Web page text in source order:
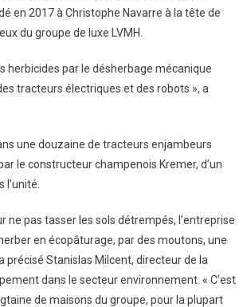
en 2017 à Christophe Navarre à la tête de
du groupe de luxe LVMH.
herbicides par le désherbage mécanique
tracteurs électriques et des robots », a
une douzaine de tracteurs enjambeurs
le constructeur champenois Kremer, d’un
ne pas tasser les sols détrempés, l’entreprise
en écopâturage, par des moutons, une
précisé Stanislas Milcent, directeur de la
dans le secteur environnement. « C’est
de maisons du groupe, pour la plupart